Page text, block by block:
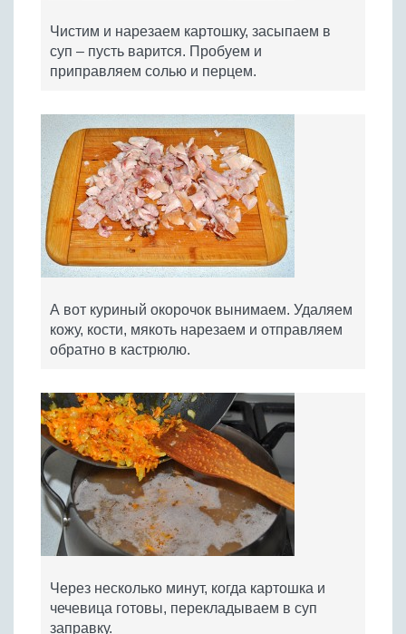
Чистим и нарезаем картошку, засыпаем в
суп – пусть варится. Пробуем и
приправляем солью и перцем.
А вот куриный окорочок вынимаем. Удаляем
кожу, кости, мякоть нарезаем и отправляем
обратно в кастрюлю.
Через несколько минут, когда картошка и
чечевица готовы, перекладываем в суп
заправку.